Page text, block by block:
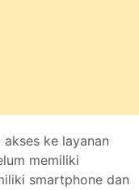
ke layanan
memiliki
smartphone dan